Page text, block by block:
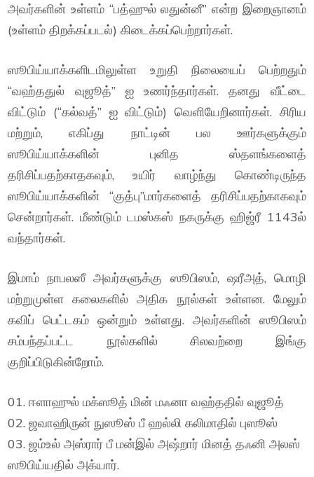
அவர்களின் உள்ளம் “பத்ஹுல் லதுன்னீ” என்ற இறைஞானம்
(உள்ளம் திறக்கப்படல்) கிடைக்கப்பெற்றார்கள்.
ஸூபிய்யாக்களிடமிலுள்ள உறுதி நிலையைப் பெற்றதும்
“வஹ்ததுல் வுஜூத்” ஐ உணர்ந்தார்கள். தனது வீட்டை
விட்டும் (“கல்வத்” ஐ விட்டும்) வெளியேறினார்கள். சிரிய
மற்றும், எகிப்து நாட்டின் பல ஊர்களுக்கும்
ஸூபிய்யாக்களின் புனித ஸ்தளங்களைத்
தரிசிப்பதற்காதகவும், உயிர் வாழ்ந்து கொண்டிருந்த
ஸூபிய்யாக்களின் “குத்பு”மார்களைத் தரிசிப்பதற்காகவும்
சென்றார்கள். மீண்டும் டமஸ்கஸ் நகருக்கு ஹிஜ்ரீ 1143ல்
வந்தார்கள்.
இமாம் நாபலஸீ அவர்களுக்கு ஸூபிஸம், ஷரீஅத், மொழி
மற்றுமுள்ள கலைகளில் அதிக நூல்கள் உள்ளன. மேலும்
கவிப் பெட்டகம் ஒன்றும் உள்ளது. அவர்களின் ஸூபிஸம்
சம்பந்தப்பட்ட நூல்களில் சிலவற்றை இங்கு
குறிப்பிடுகின்றோம்.
01. ஈளாஹுல் மக்ஸூத் மின் மஃனா வஹ்ததில் வுஜூத்
02. ஜவாஹிருன் நுஸூஸ் பீ ஹல்லி கலிமாதில் புஸூஸ்
03. ஜம்உல் அஸ்ரார் பீ மன்இல் அஷ்றார் மினத் தஃனி அலஸ்
ஸூபிய்யதில் அக்யார்.